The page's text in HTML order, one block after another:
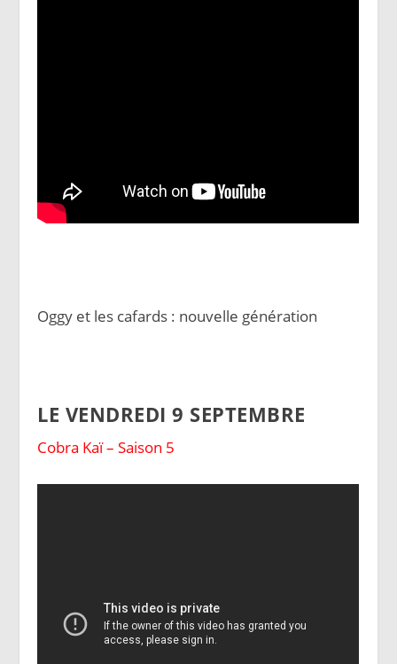
Oggy et les cafards : nouvelle génération
LE VENDREDI 9 SEPTEMBRE
Cobra Kaï – Saison 5